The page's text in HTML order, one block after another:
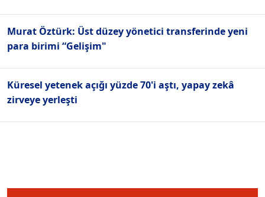
Murat Öztürk: Üst düzey yönetici transferinde yeni
para birimi “Gelişim"
Küresel yetenek açığı yüzde 70'i aştı, yapay zekâ
zirveye yerleşti